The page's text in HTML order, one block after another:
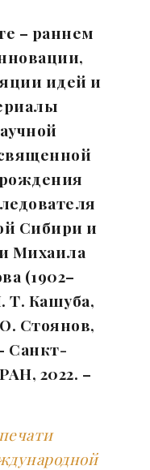
– раннем
идей и
Сибири и
Михаила
(1902–
Т. Кашуба,
Стоянов,
Санкт-
2022. –